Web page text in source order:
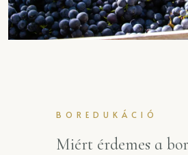
BOREDUKÁCIÓ
Miért érdemes a